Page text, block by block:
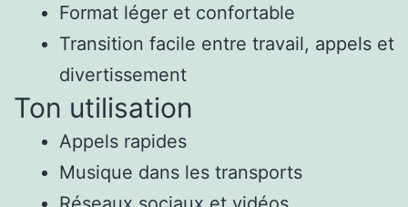
Format léger et confortable
Transition facile entre travail, appels et
divertissement
Ton utilisation
Appels rapides
Musique dans les transports